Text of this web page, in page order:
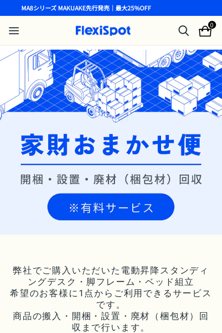
MA8シリーズ MAKUAKE先行発売｜最大25%OFF
0
弊社でご購入いただいた電動昇降スタンディ
ングデスク・脚フレーム・ベッド組立
希望のお客様に1点からご利用できるサービス
です。
商品の搬入・開梱・設置・廃材（梱包材）回
収まで行います。